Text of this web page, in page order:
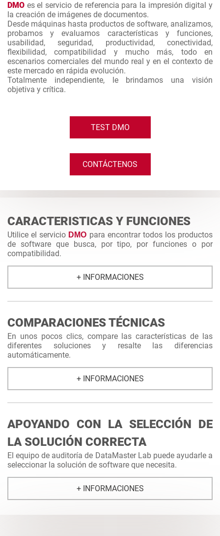
DMO es el servicio de referencia para la impresión digital y
la creación de imágenes de documentos.
Desde máquinas hasta productos de software, analizamos,
probamos y evaluamos características y funciones,
usabilidad, seguridad, productividad, conectividad,
flexibilidad, compatibilidad y mucho más, todo en
escenarios comerciales del mundo real y en el contexto de
este mercado en rápida evolución.
Totalmente independiente, le brindamos una visión
objetiva y crítica.
TEST DMO
CONTÁCTENOS
CARACTERISTICAS Y FUNCIONES
Utilice el servicio DMO para encontrar todos los productos
de software que busca, por tipo, por funciones o por
compatibilidad.
+ INFORMACIONES
COMPARACIONES TÉCNICAS
En unos pocos clics, compare las características de las
diferentes soluciones y resalte las diferencias
automáticamente.
+ INFORMACIONES
APOYANDO CON LA SELECCIÓN DE
LA SOLUCIÓN CORRECTA
El equipo de auditoría de DataMaster Lab puede ayudarle a
seleccionar la solución de software que necesita.
+ INFORMACIONES